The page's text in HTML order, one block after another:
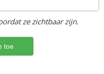
ze zichtbaar zijn.